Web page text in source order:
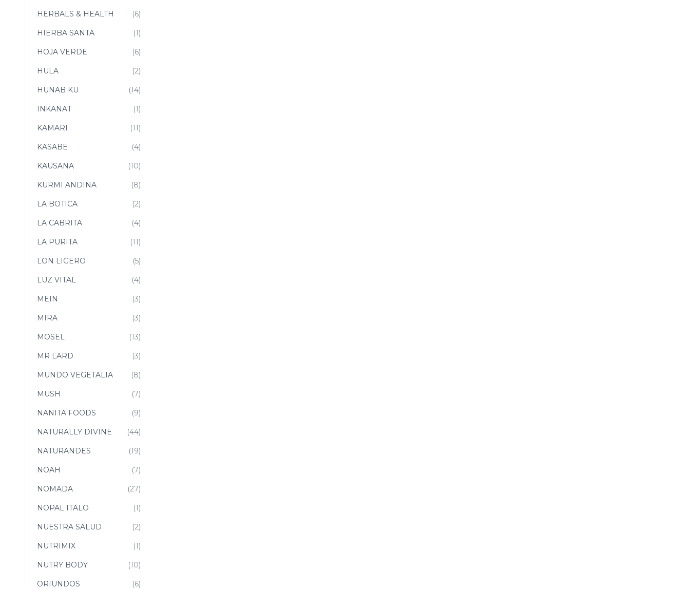
HERBALS & HEALTH (6)
HIERBA SANTA (1)
HOJA VERDE (6)
HULA (2)
HUNAB KU (14)
INKANAT (1)
KAMARI (11)
KASABE (4)
KAUSANA (10)
KURMI ANDINA (8)
LA BOTICA (2)
LA CABRITA (4)
LA PURITA (11)
LON LIGERO (5)
LUZ VITAL (4)
MEIN (3)
MIRA (3)
MOSEL (13)
MR LARD (3)
MUNDO VEGETALIA (8)
MUSH (7)
NANITA FOODS (9)
NATURALLY DIVINE (44)
NATURANDES (19)
NOAH (7)
NOMADA (27)
NOPAL ITALO (1)
NUESTRA SALUD (2)
NUTRIMIX (1)
NUTRY BODY (10)
ORIUNDOS (6)